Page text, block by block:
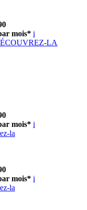
mois* i
LA
mois* i
la
mois* i
la